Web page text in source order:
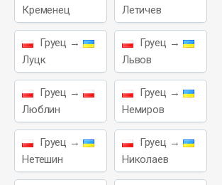
Кременец
Летичев
Груец →
Луцк
Груец →
Львов
Груец →
Люблин
Груец →
Немиров
Груец →
Нетешин
Груец →
Николаев